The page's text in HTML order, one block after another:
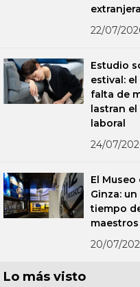
extranjera
22/07/
Estudio
estival:
falta de
lastran
laboral
24/07/
El Museo
Ginza:
tiempo
20/07/
Lo más visto